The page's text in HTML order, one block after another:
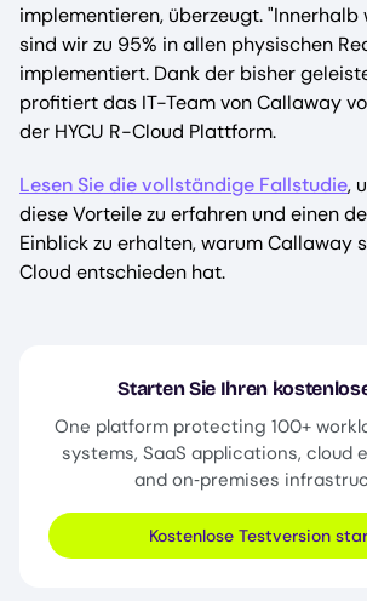
implementieren, überzeugt.
sind wir zu 95% in allen physischen
implementiert. Dank der bisher
profitiert das IT-Team von Callaway
der HYCU R-Cloud Plattform.
Lesen Sie die vollständige Fallstudie,
diese Vorteile zu erfahren und einen
Einblick zu erhalten, warum Callaway
Cloud entschieden hat.
Starten Sie Ihren
One platform protecting 100+
systems, SaaS applications, cloud
and on‑premises
Kostenlose Testversion